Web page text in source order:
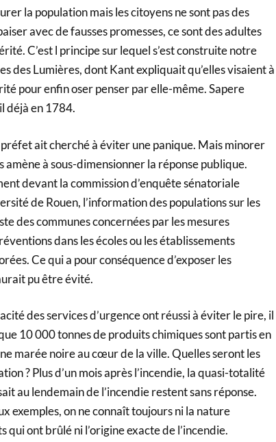
la population mais les citoyens ne sont pas des
avec de fausses promesses, ce sont des adultes
C’est l principe sur lequel s’est construite notre
des Lumières, dont Kant expliquait qu’elles visaient à
pour enfin oser penser par elle-même. Sapere
déjà en 1784.
ait cherché à éviter une panique. Mais minorer
amène à sous-dimensionner la réponse publique.
devant la commission d’enquête sénatoriale
de Rouen, l’information des populations sur les
des communes concernées par les mesures
dans les écoles ou les établissements
Ce qui a pour conséquence d’exposer les
pu être évité.
des services d’urgence ont réussi à éviter le pire, il
10 000 tonnes de produits chimiques sont partis en
marée noire au cœur de la ville. Quelles seront les
? Plus d’un mois après l’incendie, la quasi-totalité
au lendemain de l’incendie restent sans réponse.
exemples, on ne connaît toujours ni la nature
qui ont brûlé ni l’origine exacte de l’incendie.